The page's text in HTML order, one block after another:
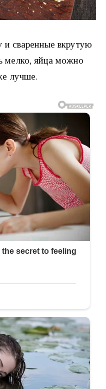
сваренные вкрутую
мелко, яйца можно
лучше.